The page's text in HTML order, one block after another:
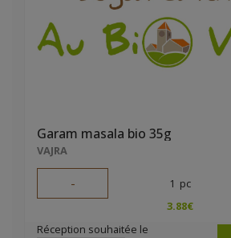
Garam masala bio 35g
VAJRA
- 1 pc
3.88€
Réception souhaitée le